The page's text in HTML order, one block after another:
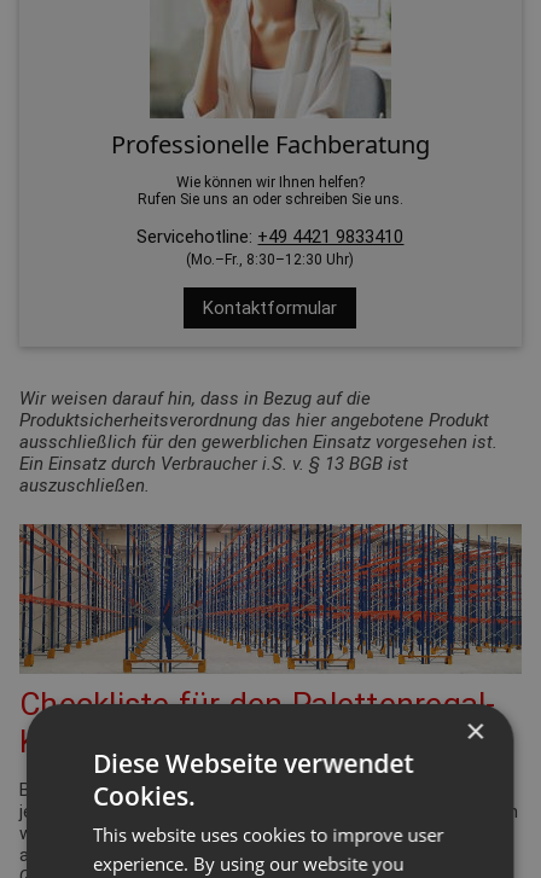
Professionelle Fachberatung
Wie können wir Ihnen helfen?
Rufen Sie uns an oder schreiben Sie uns.
Servicehotline: +49 4421 9833410
(Mo.–Fr., 8:30–12:30 Uhr)
Kontaktformular
Wir weisen darauf hin, dass in Bezug auf die
Produktsicherheitsverordnung das hier angebotene Produkt
ausschließlich für den gewerblichen Einsatz vorgesehen ist.
Ein Einsatz durch Verbraucher i.S. v. § 13 BGB ist
auszuschließen.
Checkliste für den Palettenregal-
Konfigurator
Bei der Planung Ihrer Regalanlage für Palettenregale gibt es
jede Menge Punkte zu überprüfen und einzuhalten. Viele davon
werden durch die Arbeitsstättenverordnung geregelt. Aber
auch Ergonomie und Effizienz spielen eine bedeutende Rolle.
×
Diese Webseite verwendet
Cookies.
This website uses cookies to improve user
experience. By using our website you